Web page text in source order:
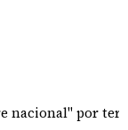
por